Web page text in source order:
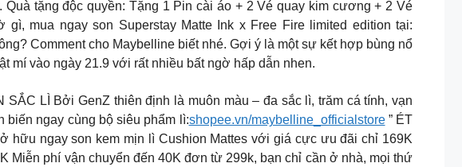
tặng độc quyền: Tặng 1 Pin cài áo + 2 Vé quay kim cương + 2 Vé
mua ngay son Superstay Matte Ink x Free Fire limited edition tại:
Comment cho Maybelline biết nhé. Gợi ý là một sự kết hợp bùng nổ
mí vào ngày 21.9 với rất nhiều bất ngờ hấp dẫn nhen.
LÌ Bởi GenZ thiên định là muôn màu – đa sắc lì, trăm cá tính, vạn
ngay cùng bộ siêu phẩm lì:shopee.vn/maybelline_officialstore” ÉT
hữu ngay son kem mịn lì Cushion Mattes với giá cực ưu đãi chỉ 169K
Miễn phí vận chuyển đến 40K đơn từ 299k, bạn chỉ cần ở nhà, mọi thứ